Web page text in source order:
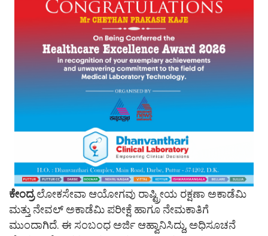
ಕೇಂದ್ರಲೋಕಸೇವಾ ಆಯೋಗವು ರಾಷ್ಟ್ರೀಯ ರಕ್ಷಣಾ ಅಕಾಡೆಮಿ
ಮತ್ತು ನೇವಲ್ ಅಕಾಡೆಮಿ ಪರೀಕ್ಷೆ ಹಾಗೂ ನೇಮಕಾತಿಗೆ
ಮುಂದಾಗಿದೆ. ಈ ಸಂಬಂಧ ಅರ್ಜಿ ಆಹ್ವಾನಿಸಿದ್ದು, ಅಧಿಸೂಚನೆ